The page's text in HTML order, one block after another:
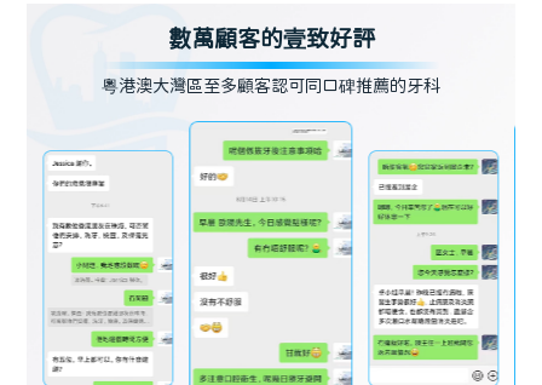
數萬顧客的壹致好評
粵港澳大灣區至多顧客認可同口碑推薦的牙科